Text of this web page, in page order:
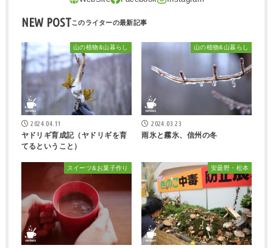
NEW POST
山の植物&山暮らし
2024.04.11
ヤドリギ育成記（ヤドリギを育
てるということ）
山の植物&山暮らし
2024.03.23
雨氷と霧氷、信州の冬
スイーツ&お菓子作り 安曇野・松本